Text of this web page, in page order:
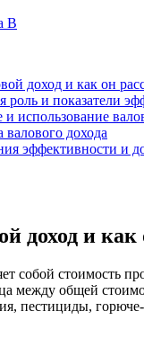
В
доход и как он
роль и показатели
и использование
дохода
эффективности и
доход и
собой стоимость
между общей
пестициды,